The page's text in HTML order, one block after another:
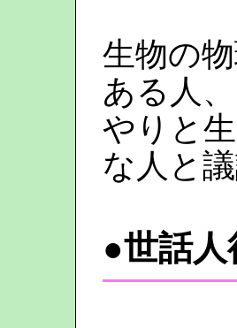
生物の
ある人
やりと
な人と
●世話